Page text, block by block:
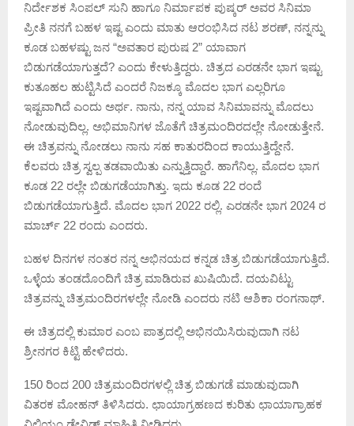
ನಿರ್ದೇಶಕ ಸಿಂಪಲ್ ಸುನಿ ಹಾಗೂ ನಿರ್ಮಾಪಕ ಪುಷ್ಕರ್ ಅವರ ಸಿನಿಮಾ
ಪ್ರೀತಿ ನನಗೆ ಬಹಳ ಇಷ್ಟ ಎಂದು ಮಾತು ಆರಂಭಿಸಿದ ನಟ ಶರಣ್, ನನ್ನನ್ನು
ಕೂಡ ಬಹಳಷ್ಟು ಜನ “ಅವತಾರ ಪುರುಷ 2” ಯಾವಾಗ
ಬಿಡುಗಡೆಯಾಗುತ್ತದೆ? ಎಂದು ಕೇಳುತ್ತಿದ್ದರು. ಚಿತ್ರದ ಎರಡನೇ ಭಾಗ ಇಷ್ಟು
ಕುತೂಹಲ ಹುಟ್ಟಿಸಿದೆ ಎಂದರೆ ನಿಜಕ್ಕೂ ಮೊದಲ ಭಾಗ ಎಲ್ಲರಿಗೂ
ಇಷ್ಟವಾಗಿದೆ ಎಂದು ಅರ್ಥ. ನಾನು, ನನ್ನ ಯಾವ ಸಿನಿಮಾವನ್ನು ಮೊದಲು
ನೋಡುವುದಿಲ್ಲ. ಅಭಿಮಾನಿಗಳ ಜೊತೆಗೆ ಚಿತ್ರಮಂದಿರದಲ್ಲೇ ನೋಡುತ್ತೇನೆ.
ಈ ಚಿತ್ರವನ್ನು ನೋಡಲು ನಾನು ಸಹ ಕಾತುರದಿಂದ ಕಾಯುತ್ತಿದ್ದೇನೆ.
ಕೆಲವರು ಚಿತ್ರ ಸ್ವಲ್ಪ ತಡವಾಯಿತು ಎನ್ನುತ್ತಿದ್ದಾರೆ. ಹಾಗೆನಿಲ್ಲ. ಮೊದಲ ಭಾಗ
ಕೂಡ 22 ರಲ್ಲೇ ಬಿಡುಗಡೆಯಾಗಿತ್ತು. ಇದು ಕೂಡ 22 ರಂದೆ
ಬಿಡುಗಡೆಯಾಗುತ್ತಿದೆ. ಮೊದಲ ಭಾಗ 2022 ರಲ್ಲಿ. ಎರಡನೇ ಭಾಗ 2024 ರ
ಮಾರ್ಚ್ 22 ರಂದು ಎಂದರು.
ಬಹಳ ದಿನಗಳ ನಂತರ ನನ್ನ ಅಭಿನಯದ ಕನ್ನಡ ಚಿತ್ರ ಬಿಡುಗಡೆಯಾಗುತ್ತಿದೆ.
ಒಳ್ಳೆಯ ತಂಡದೊಂದಿಗೆ ಚಿತ್ರ ಮಾಡಿರುವ ಖುಷಿಯಿದೆ. ದಯವಿಟ್ಟು
ಚಿತ್ರವನ್ನು ಚಿತ್ರಮಂದಿರಗಳಲ್ಲೇ ನೋಡಿ ಎಂದರು ನಟಿ ಆಶಿಕಾ ರಂಗನಾಥ್.
ಈ ಚಿತ್ರದಲ್ಲಿ ಕುಮಾರ ಎಂಬ ಪಾತ್ರದಲ್ಲಿ ಅಭಿನಯಿಸಿರುವುದಾಗಿ ನಟ
ಶ್ರೀನಗರ ಕಿಟ್ಟಿ ಹೇಳಿದರು.
150 ರಿಂದ 200 ಚಿತ್ರಮಂದಿರಗಳಲ್ಲಿ ಚಿತ್ರ ಬಿಡುಗಡೆ ಮಾಡುವುದಾಗಿ
ವಿತರಕ ಮೋಹನ್ ತಿಳಿಸಿದರು. ಛಾಯಾಗ್ರಹಣದ ಕುರಿತು ಛಾಯಾಗ್ರಾಹಕ